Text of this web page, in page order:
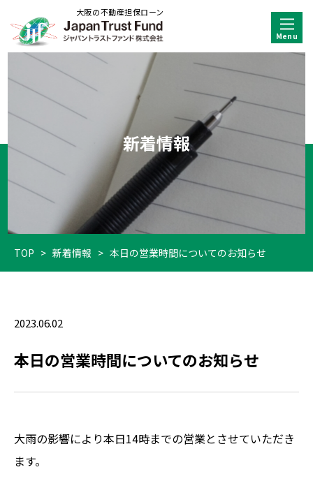
大阪の不動産担保ローン
新着情報
TOP > 新着情報 > 本日の営業時間についてのお知らせ
2023.06.02
本日の営業時間についてのお知らせ
大雨の影響により本日14時までの営業とさせていただき
ます。